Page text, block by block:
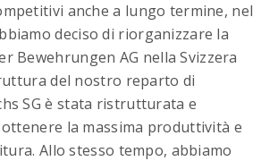
e rapidamente elenchi di
rinforzo
anche a lungo termine, nel
deciso di riorganizzare la
Bewehrungen AG nella Svizzera
del nostro reparto di
SG è stata ristrutturata e
la massima produttività e
Allo stesso tempo, abbiamo